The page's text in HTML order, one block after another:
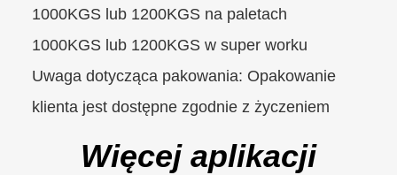
1000KGS lub 1200KGS na paletach
1000KGS lub 1200KGS w super worku
Uwaga dotycząca pakowania: Opakowanie
klienta jest dostępne zgodnie z życzeniem
Więcej aplikacji